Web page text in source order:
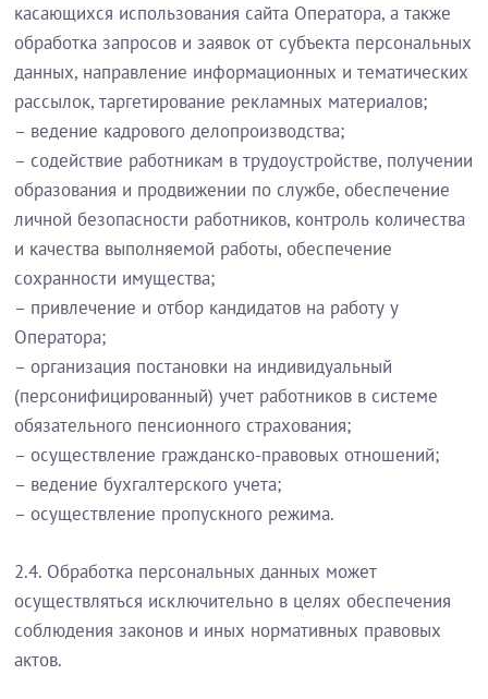
касающихся использования сайта Оператора, а также
обработка запросов и заявок от субъекта персональных
данных, направление информационных и тематических
рассылок, таргетирование рекламных материалов;
– ведение кадрового делопроизводства;
– содействие работникам в трудоустройстве, получении
образования и продвижении по службе, обеспечение
личной безопасности работников, контроль количества
и качества выполняемой работы, обеспечение
сохранности имущества;
– привлечение и отбор кандидатов на работу у
Оператора;
– организация постановки на индивидуальный
(персонифицированный) учет работников в системе
обязательного пенсионного страхования;
– осуществление гражданско-правовых отношений;
– ведение бухгалтерского учета;
– осуществление пропускного режима.
2.4. Обработка персональных данных может
осуществляться исключительно в целях обеспечения
соблюдения законов и иных нормативных правовых
актов.